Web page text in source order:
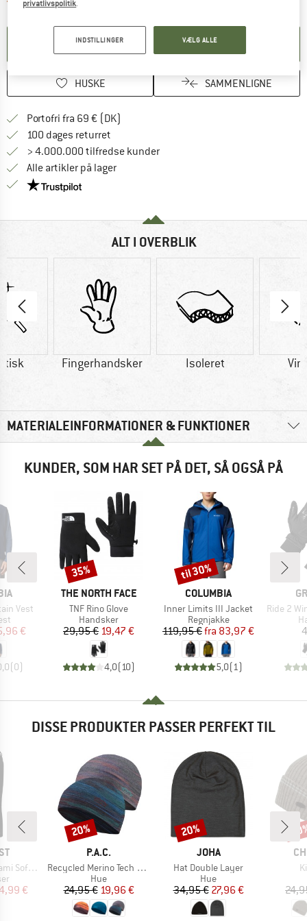
OPRET MEDDELELSE
HUSKE SAMMENLIGNE
Portofri fra 69 € (DK)
100 dages returret
> 4.000.000 tilfredse kunder
Alle artikler på lager
Vi er Trustpilot-certificeret - oplysningerne får du
ALT I OVERBLIK
Fingerhandsker Isoleret
MATERIALEINFORMATIONER & FUNKTIONER
KUNDER, SOM HAR SET PÅ DET, SÅ OGSÅ PÅ
Vest
pris
€
(0)
MÆRKE
THE NORTH FACE
Artikel
TNF Rino Glove
Produktgruppe
Handsker
Pris
29,95 €Nedsat pris
19,47 €
4,0( 10)
Rabat
35%
MÆRKE
COLUMBIA
Artikel
Inner Limits III Jacket
Produktgruppe
Regnjakke
Pris
119,95 € Nedsat pris
fra 83,97 €
5,0( 1)
Rabat
til 30%
Artikel
Ride 2
DISSE PRODUKTER PASSER PERFEKT TIL
Snowpants
pris
€
MÆRKE
P.A.C.
Artikel
Recycled Merino Tech Hat
Produktgruppe
Hue
Pris
24,95 €Nedsat pris
19,96 €
Rabat
20%
MÆRKE
JOHA
Artikel
Hat Double Layer
Produktgruppe
Hue
Pris
34,95 €Nedsat pris
27,96 €
Rabat
20%
privatlivspolitik.
INDSTILLINGER VÆLG ALLE